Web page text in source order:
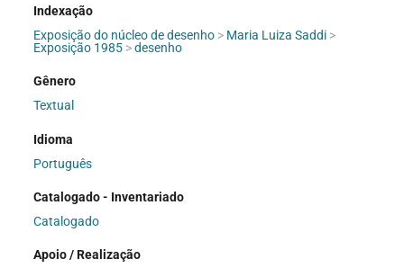
Indexação
Exposição do núcleo de desenho > Maria Luiza Saddi >
Exposição 1985 >desenho
Gênero
Textual
Idioma
Português
Catalogado - Inventariado
Catalogado
Apoio / Realização